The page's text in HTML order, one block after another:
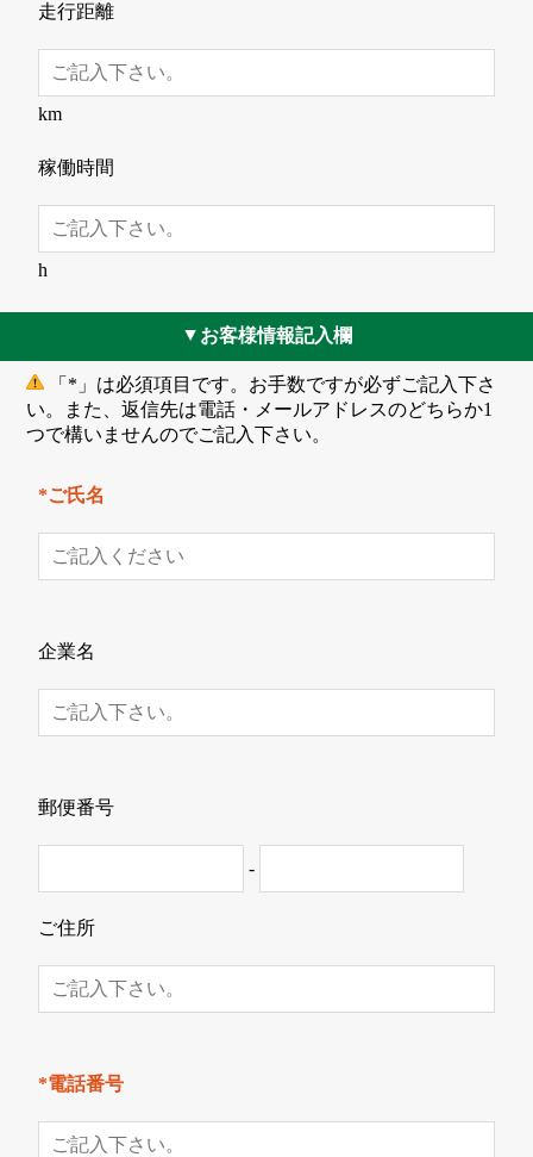
走行距離
km
稼働時間
h
▲ お客様情報記入欄
「*」は必須項目です。お手数ですが必ずご記入下さ
い。また、返信先は電話・メールアドレスのどちらか1
つで構いませんのでご記入下さい。
*ご氏名
企業名
郵便番号
-
ご住所
*電話番号